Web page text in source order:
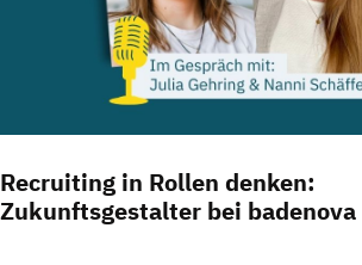
Recruiting in Rollen denken:
Zukunftsgestalter bei badenova